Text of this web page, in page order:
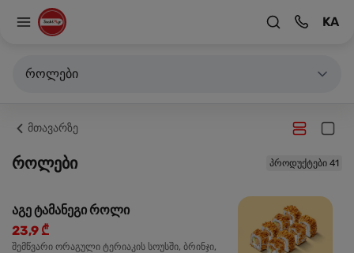
KA
როლები
მთავარზე
როლები პროდუქტები 41
აგე ტამანეგი როლი
23,9 ₾
შემწვარი ორაგული ტერიაკის სოუსში, ბრინჯი,